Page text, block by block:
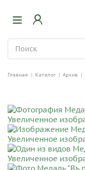
Главная | Каталог | Архив |